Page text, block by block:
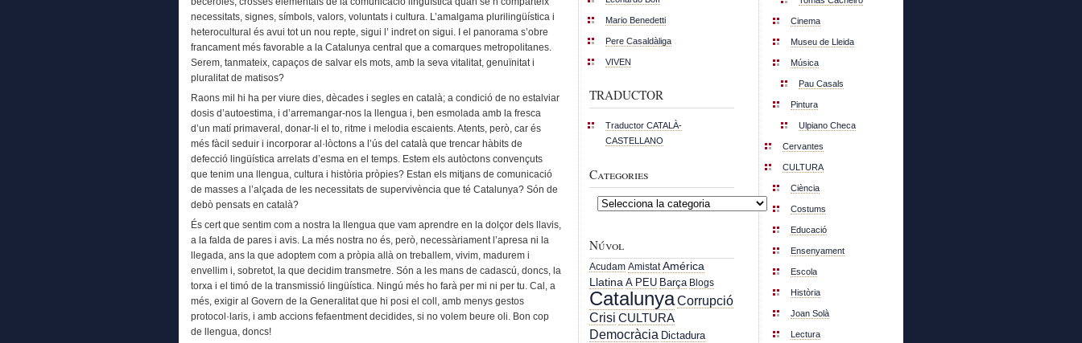
necessitats, signes, símbols, valors, voluntats i cultura. L’amalgama plurilingüística i
heterocultural és avui tot un nou repte, sigui l’ indret on sigui. I el panorama s’obre
francament més favorable a la Catalunya central que a comarques metropolitanes.
Serem, tanmateix, capaços de salvar els mots, amb la seva vitalitat, genuïnitat i
pluralitat de matisos?
Raons mil hi ha per viure dies, dècades i segles en català; a condició de no estalviar
dosis d’autoestima, i d’arremangar-nos la llengua i, ben esmolada amb la fresca
d’un matí primaveral, donar-li el to, ritme i melodia escaients. Atents, però, car és
més fàcil seduir i incorporar al·lòctons a l’ús del català que trencar hàbits de
defecció lingüística arrelats d’esma en el temps. Estem els autòctons convençuts
que tenim una llengua, cultura i història pròpies? Estan els mitjans de comunicació
de masses a l’alçada de les necessitats de supervivència que té Catalunya? Són de
debò pensats en català?
És cert que sentim com a nostra la llengua que vam aprendre en la dolçor dels llavis,
a la falda de pares i avis. La més nostra no és, però, necessàriament l’apresa ni la
llegada, ans la que adoptem com a pròpia allà on treballem, vivim, madurem i
envellim i, sobretot, la que decidim transmetre. Són a les mans de cadascú, doncs, la
torxa i el timó de la transmissió lingüística. Ningú més ho farà per mi ni per tu. Cal, a
més, exigir al Govern de la Generalitat que hi posi el coll, amb menys gestos
protocol·laris, i amb accions fefaentment decidides, si no volem beure oli. Bon cop
de llengua, doncs!
Mario Benedetti
Pere Casaldàliga
VIVEN
TRADUCTOR
Traductor CATALÀ-
CASTELLANO
Categories
Categories
Núvol
Acudam Amistat América
Llatina A PEU Barça Blogs
CatalunyaCorrupció
Crisi CULTURA
Democràcia Dictadura
Cinema
Museu de Lleida
Música
Pau Casals
Pintura
Ulpiano Checa
Cervantes
CULTURA
Ciència
Costums
Educació
Ensenyament
Escola
Història
Joan Solà
Lectura